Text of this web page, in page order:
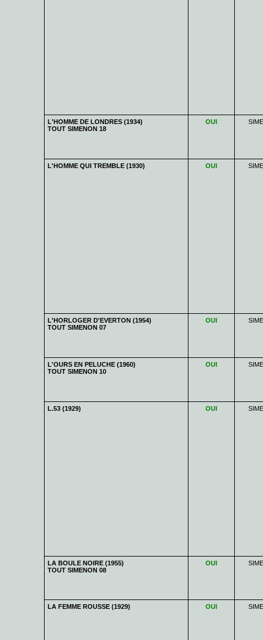
L'HOMME DE LONDRES (1934)
TOUT SIMENON 18
OUI
L'HOMME QUI TREMBLE (1930) OUI
L'HORLOGER D'EVERTON (1954)
TOUT SIMENON 07
OUI
L'OURS EN PELUCHE (1960)
TOUT SIMENON 10
OUI
L.53 (1929) OUI
LA BOULE NOIRE (1955)
TOUT SIMENON 08
OUI
LA FEMME ROUSSE (1929) OUI